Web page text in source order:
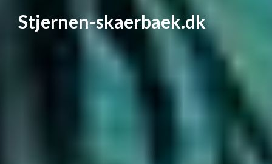
Stjernen-skaerbaek.dk